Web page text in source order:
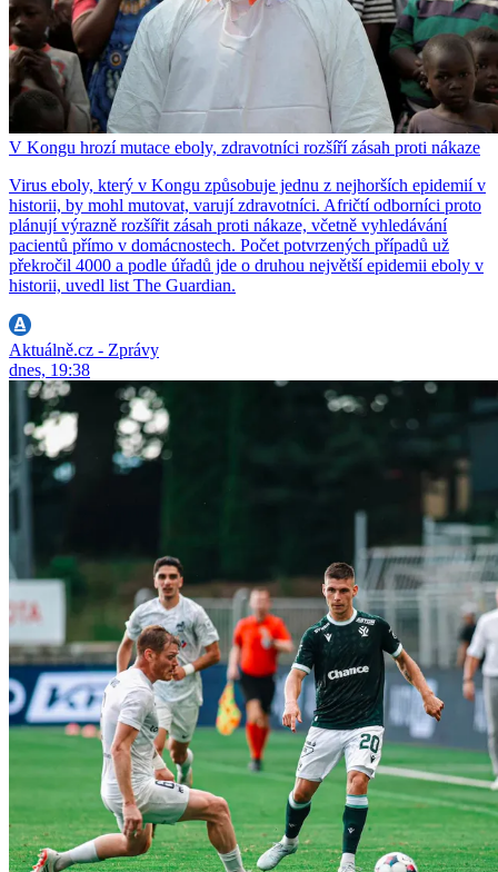
V Kongu hrozí mutace eboly, zdravotníci rozšíří zásah proti nákaze
Virus eboly, který v Kongu způsobuje jednu z nejhorších epidemií v
historii, by mohl mutovat, varují zdravotníci. Afričtí odborníci proto
plánují výrazně rozšířit zásah proti nákaze, včetně vyhledávání
pacientů přímo v domácnostech. Počet potvrzených případů už
překročil 4000 a podle úřadů jde o druhou největší epidemii eboly v
historii, uvedl list The Guardian.
Aktuálně.cz - Zprávy
dnes, 19:38